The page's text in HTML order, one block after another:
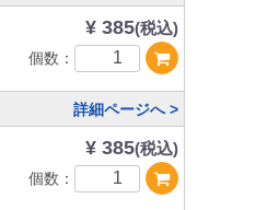
¥ 385(税込)
個数：
詳細ページへ >
¥ 385(税込)
個数：